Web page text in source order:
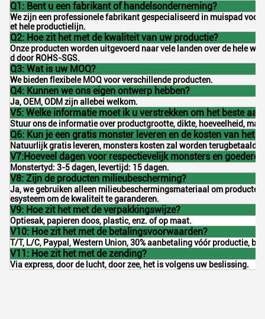
Q1: Bent u een fabrikant of handelsonderneming?
We zijn een professionele fabrikant gespecialiseerd in muispad voor
et hele productielijn.
Q2: Hoe zit het met de kwaliteit van uw productie?
Onze producten worden uitgevoerd naar vele landen over de hele
d door ROHS-SGS.
Q3: Wat is uw MOQ?
We bieden flexibele MOQ voor verschillende producten.
Q4: Kunnen we ons eigen ontwerp hebben?
Ja, OEM, ODM zijn allebei welkom.
V5: Welke informatie moet ik u verstrekken om het beste
Stuur ons de informatie over productgrootte, dikte, hoeveelheid,
Q6: Kun je een gratis monster leveren en de kosten van het
Natuurlijk gratis leveren, monsters kosten zal worden terugbetaald
V7:Hoeveel dagen voor respectievelijk monsters en
Monstertyd: 3-5 dagen, levertijd: 15 dagen.
V8: Zijn de producten milieubescherming?
Ja, we gebruiken alleen milieubeschermingsmateriaal om
esysteem om de kwaliteit te garanderen.
V9: Hoe zit het met de verpakkingswijze?
Optiesak, papieren doos, plastic, enz. of op maat.
V10: Hoe zit het met de betalingsvoorwaarden?
T/T, L/C, Paypal, Western Union, 30% aanbetaling vóór productie,
V11: Hoe zit het met de zending?
Via express, door de lucht, door zee, het is volgens uw beslissing.